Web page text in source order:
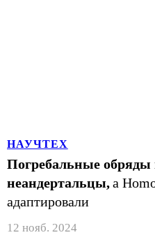
НАУЧТЕХ
Погребальные обряды
неандертальцы,а
адаптировали
12 нояб. 2024